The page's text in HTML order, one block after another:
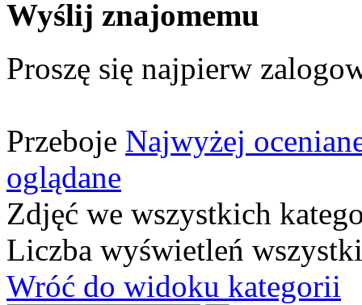
Wyślij znajomemu
Proszę się najpierw
Przeboje Najwyżej
oglądane
Zdjęć we wszystkich
Liczba wyświetleń
Wróć do widoku kategorii